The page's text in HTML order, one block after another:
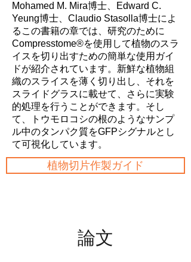
Mohamed M. Mira博士、Edward C.
Yeung博士、Claudio Stasolla博士によ
るこの書籍の章では、研究のために
Compresstome®を使用して植物のスラ
イスを切り出すための簡単な使用ガイ
ドが紹介されています。新鮮な植物組
織のスライスを薄く切り出し、それを
スライドグラスに載せて、さらに実験
的処理を行うことができます。そし
て、トウモロコシの根のようなサンプ
ル中のタンパク質をGFPシグナルとし
て可視化しています。
植物切片作製ガイド
論文